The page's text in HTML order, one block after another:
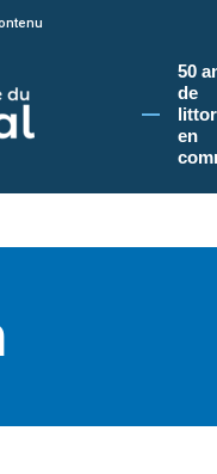
du littoral, vous
50
de
en